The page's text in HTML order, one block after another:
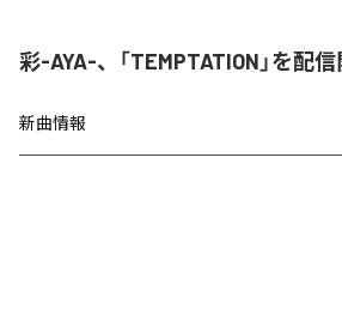
彩-AYA-、「TEMPTATION」を配
新曲情報